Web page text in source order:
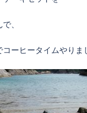
、
ーヒータイムやりま